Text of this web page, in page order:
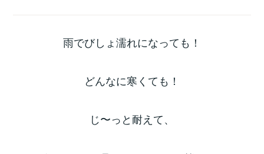
雨でびしょ濡れになっても！
どんなに寒くても！
じ〜っと耐えて、